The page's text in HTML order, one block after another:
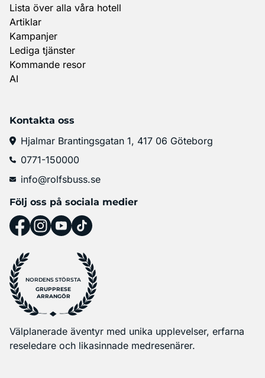
Lista över alla våra hotell
Artiklar
Kampanjer
Lediga tjänster
Kommande resor
AI
Kontakta oss
Hjalmar Brantingsgatan 1, 417 06 Göteborg
0771-150000
info@rolfsbuss.se
Följ oss på sociala medier
NORDENS STÖRSTA
GRUPPRESE
ARRANGÖR
Välplanerade äventyr med unika upplevelser, erfarna
reseledare och likasinnade medresenärer.